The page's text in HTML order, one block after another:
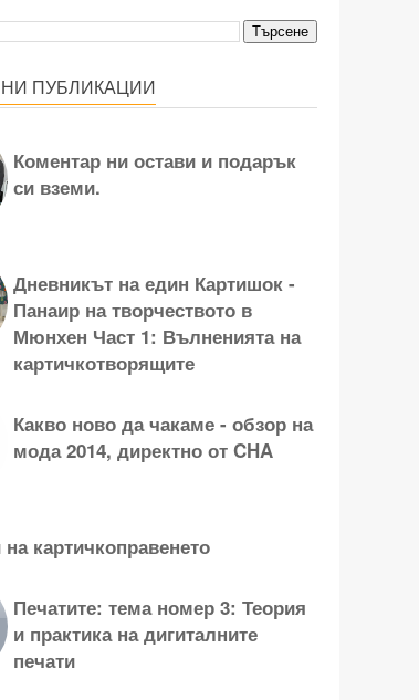
ПУБЛИКАЦИИ
Коментар ни остави и подарък
си вземи.
Дневникът на един Картишок -
Панаир на творчеството в
Мюнхен Част 1: Вълненията на
картичкотворящите
Какво ново да чакаме - обзор на
мода 2014, директно от CHA
картичкоправенето
Печатите: тема номер 3: Теория
и практика на дигиталните
печати